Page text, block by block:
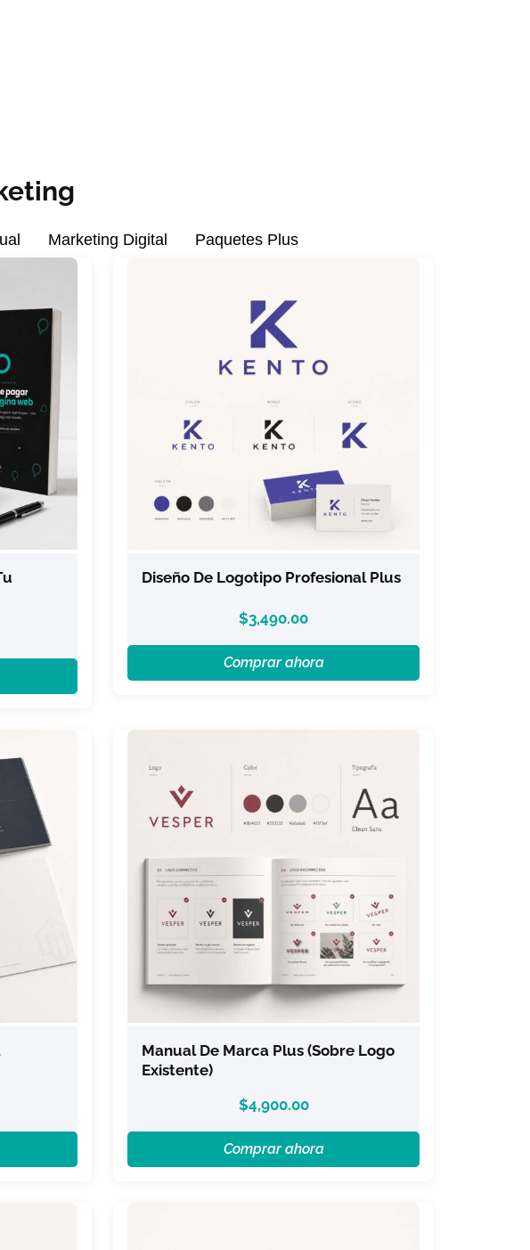
Marketing Digital Paquetes Plus
Diseño De Logotipo Profesional Plus
$3,490.00
Comprar ahora
Manual De Marca Plus (sobre Logo
Existente)
$4,900.00
Comprar ahora